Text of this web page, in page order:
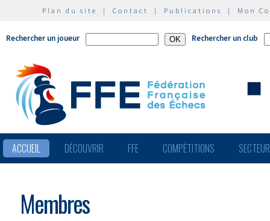
Plan du site | Contact | Publications | Mon
Rechercher un joueur Rechercher un club
ACCUEIL DÉCOUVRIR FFE COMPÉTITIONS
Membres